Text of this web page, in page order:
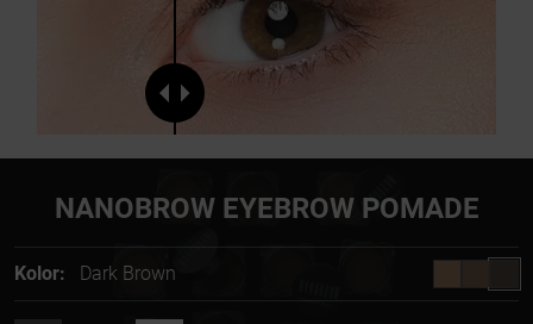
NANOBROW EYEBROW POMADE
Kolor: Dark Brown